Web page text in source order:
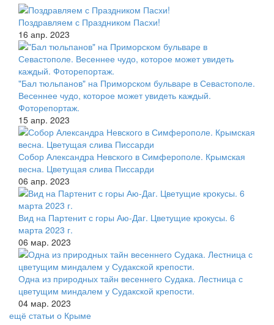
Поздравляем с Праздником Пасхи!
16 апр. 2023
"Бал тюльпанов" на Приморском бульваре в Севастополе.
Весеннее чудо, которое может увидеть каждый.
Фоторепортаж.
15 апр. 2023
Собор Александра Невского в Симферополе. Крымская
весна. Цветущая слива Писсарди
06 апр. 2023
Вид на Партенит с горы Аю-Даг. Цветущие крокусы. 6
марта 2023 г.
06 мар. 2023
Одна из природных тайн весеннего Судака. Лестница с
цветущим миндалем у Судакской крепости.
04 мар. 2023
ещё статьи о Крыме